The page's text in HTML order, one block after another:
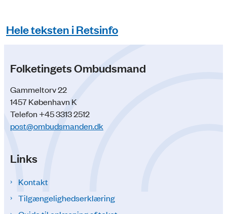
Hele teksten i Retsinfo
Folketingets Ombudsmand
Gammeltorv 22
1457 København K
Telefon +45 3313 2512
post@ombudsmanden.dk
Links
Kontakt
Tilgængelighedserklæring